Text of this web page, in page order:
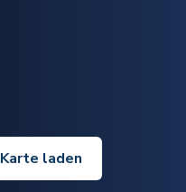
Karte laden